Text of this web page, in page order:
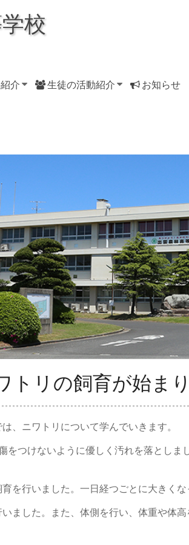
校
介 生徒の活動紹介 お知らせ
トリの飼育が始ま
、ニワトリについて学んでいきます。
つけないように優しく汚れを落としまし
を行いました。一日経つごとに大きくな
ました。また、体側を行い、体重や体